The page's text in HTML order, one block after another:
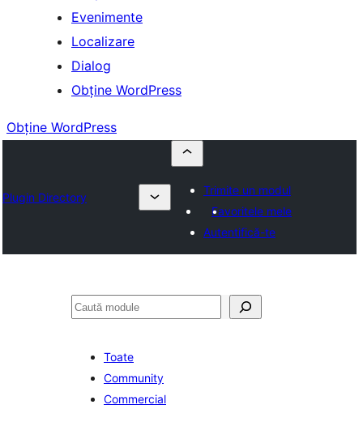
Evenimente
Localizare
Dialog
Obține WordPress
Obține WordPress
Plugin Directory
Trimite un modul
Favoritele mele
Autentifică-te
Caută
Toate
Community
Commercial